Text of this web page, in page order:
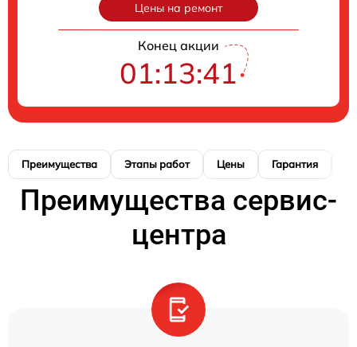
Цены на ремонт
Конец акции
01:13:40
Преимущества Этапы работ Цены Гарантия
Преимущества сервис-
центра